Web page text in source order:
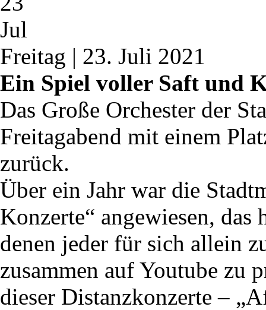
Jul
Freitag | 23. Juli 2021
Ein Spiel voller Saft und
Das Große Orchester der
Freitagabend mit einem
zurück.
Über ein Jahr war die
Konzerte“ angewiesen,
denen jeder für sich allein
zusammen auf Youtube zu
dieser Distanzkonzerte –